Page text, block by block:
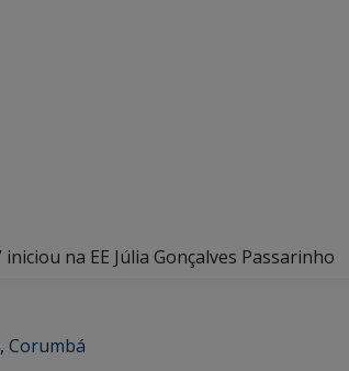
iniciou na EE Júlia Gonçalves Passarinho
, Corumbá